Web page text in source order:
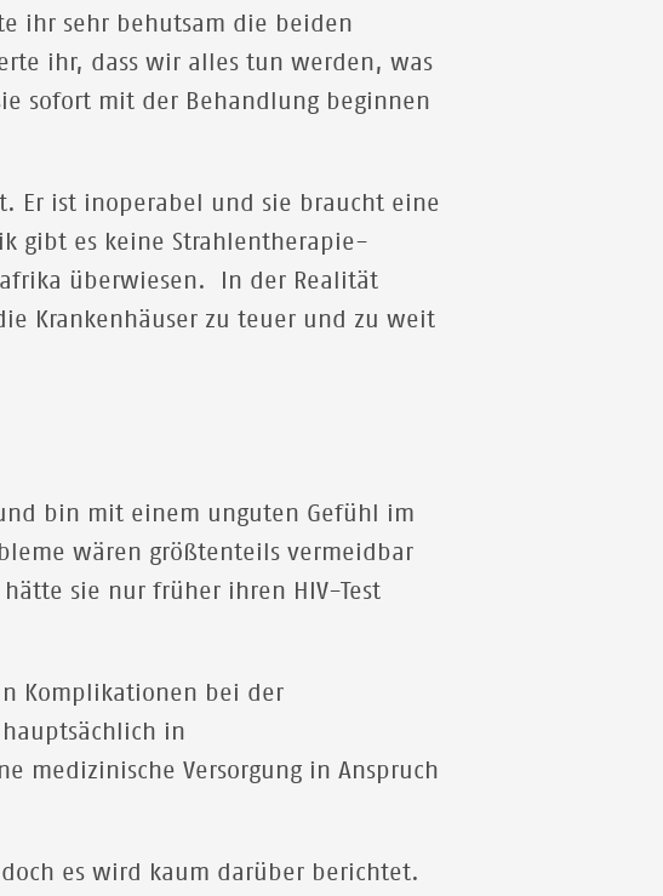
ihr sehr behutsam die beiden
ihr, dass wir alles tun werden, was
sofort mit der Behandlung beginnen
Er ist inoperabel und sie braucht eine
gibt es keine Strahlentherapie-
überwiesen. In der Realität
Krankenhäuser zu teuer und zu weit
bin mit einem unguten Gefühl im
wären größtenteils vermeidbar
sie nur früher ihren HIV-Test
Komplikationen bei der
in
medizinische Versorgung in Anspruch
es wird kaum darüber berichtet.